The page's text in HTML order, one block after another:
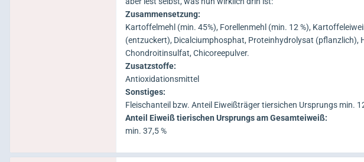
Zusammensetzung:
Kartoffelmehl (min. 45%), Forellenmehl (min. 12 %),
(entzuckert), Dicalciumphosphat, Proteinhydrolysat (pflanzlich),
Chondroitinsulfat, Chicoreepulver.
Zusatzstoffe:
Antioxidationsmittel
Sonstiges:
Fleischanteil bzw. Anteil Eiweißträger tiersichen Ursprungs min.
Anteil Eiweiß tierischen Ursprungs am Gesamteiweiß:
min. 37,5 %